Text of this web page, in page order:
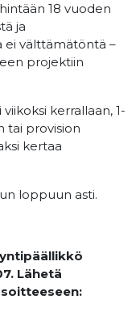
18 vuoden
ja
ei välttämätöntä –
projektiin
kerrallaan, 1-
tai provision
kertaa
loppuun asti.
Lähetä